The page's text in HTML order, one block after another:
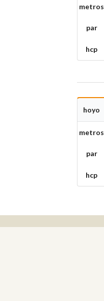
metros
par
hcp
hoyo
metros
par
hcp